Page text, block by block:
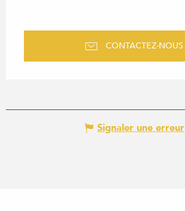
CONTACTEZ-NOUS
Signaler une erreur